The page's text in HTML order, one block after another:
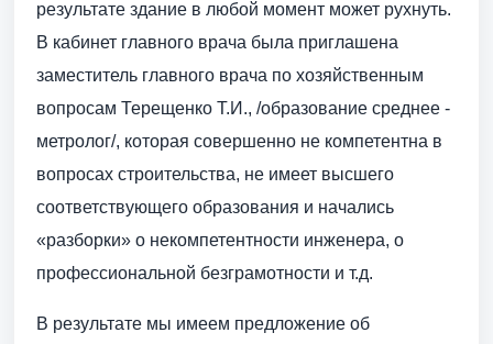
результате здание в любой момент может рухнуть.
В кабинет главного врача была приглашена
заместитель главного врача по хозяйственным
вопросам Терещенко Т.И., /образование среднее -
метролог/, которая совершенно не компетентна в
вопросах строительства, не имеет высшего
соответствующего образования и начались
«разборки» о некомпетентности инженера, о
профессиональной безграмотности и т.д.
В результате мы имеем предложение об